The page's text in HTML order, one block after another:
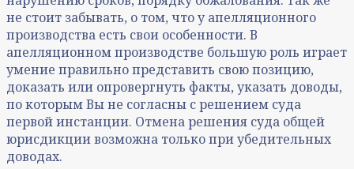
не стоит забывать, о том, что у апелляционного
производства есть свои особенности. В
апелляционном производстве большую роль играет
умение правильно представить свою позицию,
доказать или опровергнуть факты, указать доводы,
по которым Вы не согласны с решением суда
первой инстанции. Отмена решения суда общей
юрисдикции возможна только при убедительных
доводах.